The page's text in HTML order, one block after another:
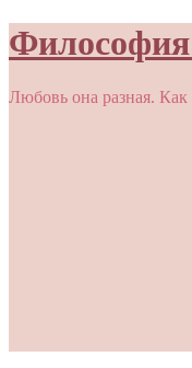
Любовь она разная. Как